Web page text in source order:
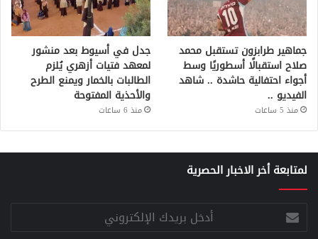
جماهير طرابزون تستقبل محمد
صلاح استقبالًا أسطوريًا وسط
أجواء احتفالية حاشدة .. شاهد
الفيديو ..
منذ 5 ساعات
جدل في أسيوط بعد منشور
لمعهد فتيات أزهري يُلزم
الطالبات بالخمار ويمنع الطرح
والأحذية المفتوحة
منذ 6 ساعات
لمتابعة أخر الاخبار الحصرية
أدخل
بريدك